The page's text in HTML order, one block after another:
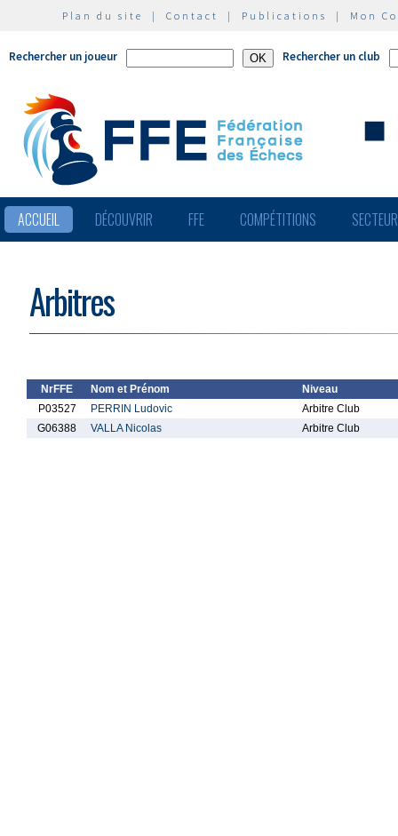
Plan du site | Contact | Publications | Mon
Rechercher un joueur Rechercher un club
ACCUEIL DÉCOUVRIR FFE COMPÉTITIONS
Arbitres
NrFFE Nom et Prénom
Niveau
P03527
PERRIN Ludovic
Arbitre Club
G06388
VALLA Nicolas Arbitre Club